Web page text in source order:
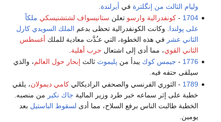
وليام الثالث من إنگلترة في أيرلندة
1704
-كونفدرالية وارسو تعلن ستانيسواف لشتشنيسكي ملكاً
على پولندا . وكانت الكونفدرالية تحظى بدعم الملك السويدي كارل
الثاني عشر في هذه الخطوة، التي عـُدَّت معادية للملك أغسطس
الثاني القوي، مما أدى إلى اشتعال حرب أهلية
1776
- جيمس كوك يبدأ من پليموث ثالث إبحار حول العالم، والذي
سيلقى حتفه فيه.
1789 - الثوري الفرنسي والصحفي الراديكاليكامي ديمولان، يلقي
خطبة على إثر سماعه خبر طرد وزير المالية جاك نكير من منصبه.
الخطبة طالبت الناس برفع السلاح، مما أدى لسقوط الباستيل بعد
يومين.